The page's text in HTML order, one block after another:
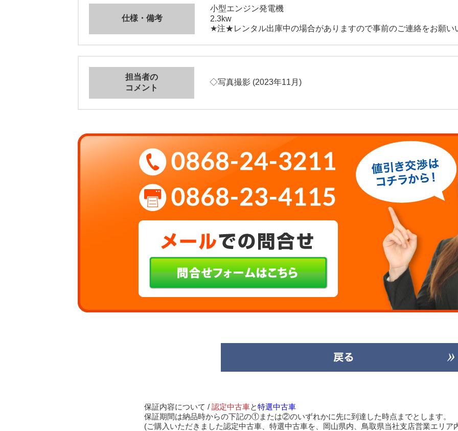
仕様・備考
小型エンジン発電機
2.3kw
★注★レンタル出庫中の場合がありますので事前のご連絡をお願い
担当者の
コメント
◇写真撮影 (2023年11月)
保証内容について / 認定中古車と特選中古車
保証期間は納品時からの下記の①または②のいずれかに先に到達した時点までとします。
(ご購入いただきました認定中古車、特選中古車を、岡山県内、鳥取県当社支店営業エリア